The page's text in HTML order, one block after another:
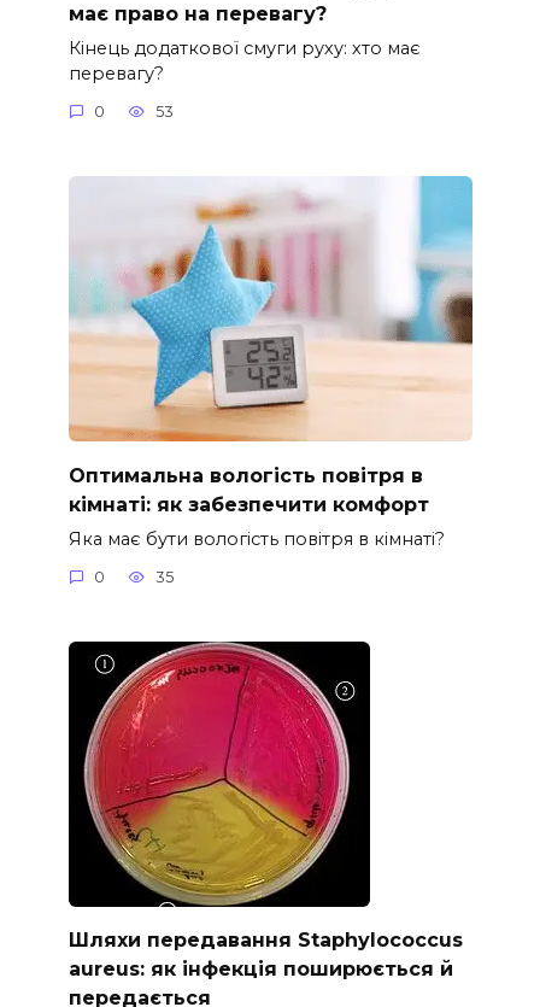
має право на перевагу?
Кінець додаткової смуги руху: хто має
перевагу?
0 53
Оптимальна вологість повітря в
кімнаті: як забезпечити комфорт
Яка має бути вологість повітря в кімнаті?
0 35
Шляхи передавання Staphylococcus
aureus: як інфекція поширюється й
передається